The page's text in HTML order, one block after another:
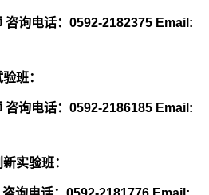
咨询电话： 0592-2182375 Email:
班：
咨询电话： 0592-2186185 Email:
实验班：